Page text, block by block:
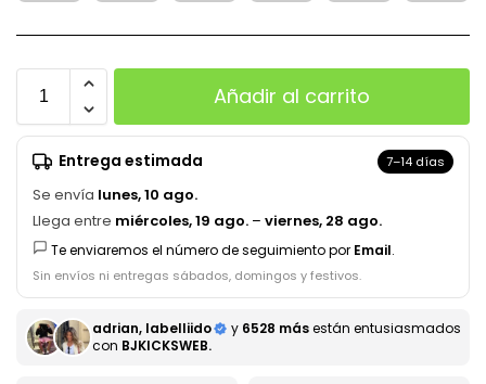
Añadir al carrito
Entrega estimada 7–14 días
Se envía lunes, 10 ago.
Llega entre miércoles, 19 ago. – viernes, 28 ago.
Te enviaremos el número de seguimiento por Email.
Sin envíos ni entregas sábados, domingos y festivos.
adrian, labelliido y 6528 másestán entusiasmados
con BJKICKSWEB.